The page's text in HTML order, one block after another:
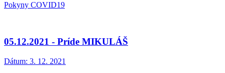
Pokyny COVID19
05.12.2021 - Príde MIKULÁŠ
Dátum: 3. 12. 2021